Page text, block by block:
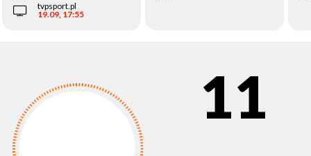
tvpsport.pl
19.09, 17:55
11